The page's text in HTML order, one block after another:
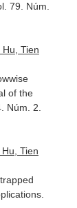
79. Núm.
Tien
of the
Núm. 2.
Tien
.